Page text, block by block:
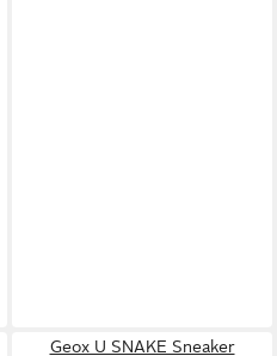
Geox U SNAKE Sneaker